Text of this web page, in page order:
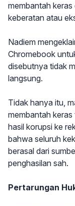
membantah
keberatan atau
Nadiem
Chromebook
disebutnya tidak
langsung.
Tidak hanya itu,
membantah
hasil korupsi ke
bahwa seluruh
berasal dari
penghasilan sah.
Pertarungan